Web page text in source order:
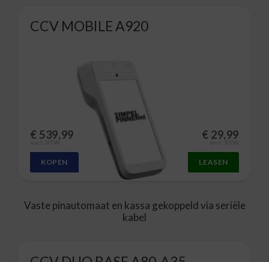
CCV MOBILE A920
€ 539,99
excl. BTW
KOPEN
€ 29,99
excl. BTW
LEASEN
Vaste pinautomaat en kassa gekoppeld via seriële
kabel